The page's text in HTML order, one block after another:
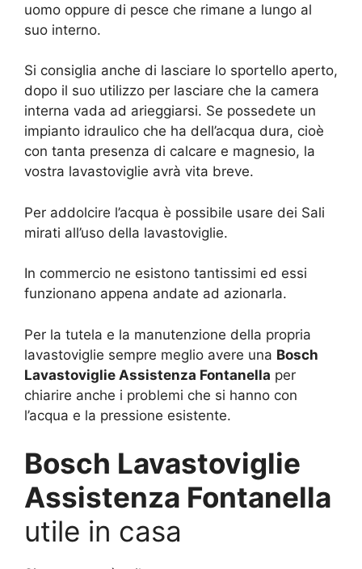
uomo oppure di pesce che rimane a lungo al
suo interno.
Si consiglia anche di lasciare lo sportello aperto,
dopo il suo utilizzo per lasciare che la camera
interna vada ad arieggiarsi. Se possedete un
impianto idraulico che ha dell’acqua dura, cioè
con tanta presenza di calcare e magnesio, la
vostra lavastoviglie avrà vita breve.
Per addolcire l’acqua è possibile usare dei Sali
mirati all’uso della lavastoviglie.
In commercio ne esistono tantissimi ed essi
funzionano appena andate ad azionarla.
Per la tutela e la manutenzione della propria
lavastoviglie sempre meglio avere una Bosch
Lavastoviglie Assistenza Fontanella per
chiarire anche i problemi che si hanno con
l’acqua e la pressione esistente.
Bosch Lavastoviglie
Assistenza Fontanella
utile in casa